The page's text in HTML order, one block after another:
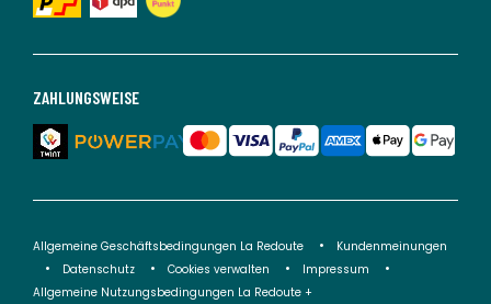
ZAHLUNGSWEISE
Allgemeine Geschäftsbedingungen La Redoute
Kundenmeinungen
Datenschutz
Cookies verwalten
Impressum
Allgemeine Nutzungsbedingungen La Redoute +